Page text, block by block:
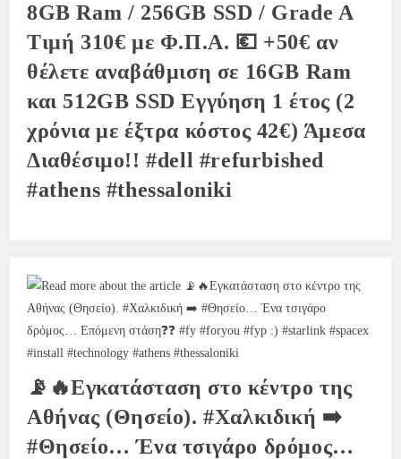
8GB Ram / 256GB SSD / Grade A
Τιμή 310€ με Φ.Π.Α. 💶 +50€ αν
θέλετε αναβάθμιση σε 16GB Ram
και 512GB SSD Εγγύηση 1 έτος (2
χρόνια με έξτρα κόστος 42€) Άμεσα
Διαθέσιμο!! #dell #refurbished
#athens #thessaloniki
📡🔥Εγκατάσταση στο κέντρο της
Αθήνας (Θησείο). #Χαλκιδική ➡️
#Θησείο… Ένα τσιγάρο δρόμος…